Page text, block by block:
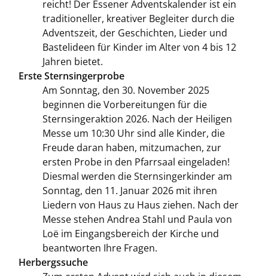
reicht! Der Essener Adventskalender ist ein
traditioneller, kreativer Begleiter durch die
Adventszeit, der Geschichten, Lieder und
Bastelideen für Kinder im Alter von 4 bis 12
Jahren bietet.
Erste Sternsingerprobe
Am Sonntag, den 30. November 2025
beginnen die Vorbereitungen für die
Sternsingeraktion 2026. Nach der Heiligen
Messe um 10:30 Uhr sind alle Kinder, die
Freude daran haben, mitzumachen, zur
ersten Probe in den Pfarrsaal eingeladen!
Diesmal werden die Sternsingerkinder am
Sonntag, den 11. Januar 2026 mit ihren
Liedern von Haus zu Haus ziehen. Nach der
Messe stehen Andrea Stahl und Paula von
Loë im Eingangsbereich der Kirche und
beantworten Ihre Fragen.
Herbergssuche